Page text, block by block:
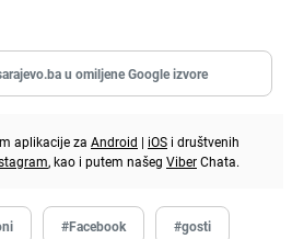
u omiljene Google izvore
aplikacije za Android | iOS i društvenih
, kao i putem našeg ViberChata.
#Facebook #gosti